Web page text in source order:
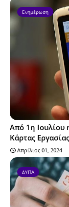
Ενημέρωση
Από 1η
Κάρτας
Απρίλιος 01, 2024
ΔΥΠΑ